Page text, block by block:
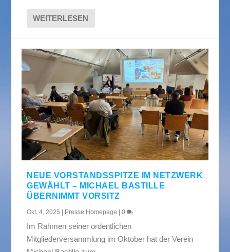
WEITERLESEN
NEUE VORSTANDSSPITZE IM NETZWERK
GEWÄHLT – MICHAEL BASTILLE
ÜBERNIMMT VORSITZ
Okt. 4, 2025 Presse Homepage |0
Im Rahmen seiner ordentlichen
Mitgliederversammlung im Oktober hat der Verein